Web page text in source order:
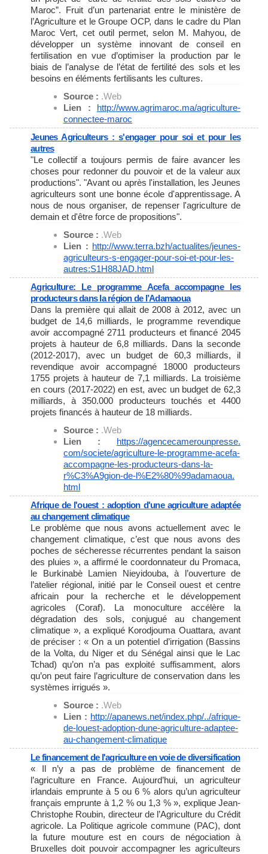
Maroc”. Fruit d’un partenariat entre le ministère de
l’Agriculture et le Groupe OCP, dans le cadre du Plan
Maroc Vert, cet outil permet, selon M. Mahyou, de
développer un système innovant de conseil en
fertilisation en vue d’optimiser la production par le
biais de l’analyse de l’état de fertilité des sols et les
besoins en éléments fertilisants les cultures.
Source : .Web
Lien : http://www.agrimaroc.ma/agriculture-
connectee-maroc
Jeunes Agriculteurs : s'engager pour soi et pour les
autres
"Le collectif a toujours permis de faire avancer les
choses pour redonner du pouvoir et de la valeur aux
productions". "Avant ou après l'installation, les Jeunes
agriculteurs sont une bonne école d'apprentissage. A
nous de nous organiser, de repenser l'agriculture de
demain et d'être force de propositions".
Source : .Web
Lien : http://www.terra.bzh/actualites/jeunes-
agriculteurs-s-engager-pour-soi-et-pour-les-
autres:S1H88JAD.html
Agriculture: Le programme Acefa accompagne les
producteurs dans la région de l’Adamaoua
Dans la première qui allait de 2008 à 2012, avec un
budget de 14,6 milliards, le programme revendique
avoir accompagné 2711 producteurs et financé 2045
projets à hauteur de 6,8 milliards. Dans la seconde
(2012-2017), avec un budget de 60,3 milliards, il
revendique avoir accompagné 18000 producteurs
1755 projets à hauteur de 7,1 milliards. La troisième
en cours (2017-2022) en est, avec un budget de 62,3
milliards, à 350.000 producteurs touchés et 4400
projets financés à hauteur de 18 milliards.
Source : .Web
Lien : https://agencecamerounpresse.
com/societe/agriculture-le-programme-acefa-
accompagne-les-producteurs-dans-la-
r%C3%A9gion-de-l%E2%80%99adamaoua.
html
Afrique de l'ouest : adoption d'une agriculture adaptée
au changement climatique
Le problème que nous avons actuellement avec le
changement climatique, c’est que nous avons des
poches de sécheresse récurrentes pendant la saison
des pluies », a affirmé le coordonnateur du Promaca,
le Burkinabè Lamien Nieyidouba, à l’ouverture de
l’atelier régional, initié par le Conseil ouest et centre
africain pour la recherche et le développement
agricoles (Coraf). La monoculture accélère la
dégradation des sols, conjugué au changement
climatique », a expliqué Korodjouma Ouattara, avant
de préciser : « On a un potentiel d’irrigation (Bassins
de la Volta, du Niger et du Sénégal ainsi que le Lac
Tchad) qu’on n’a pas exploité suffisamment, alors
qu’on peut faire l’agriculture de conservation dans les
systèmes irrigués ».
Source : .Web
Lien : http://apanews.net/index.php/../afrique-
de-louest-adoption-dune-agriculture-adaptee-
au-changement-climatique
Le financement de l'agriculture en voie de diversification
« Il n’y a pas de problème de financement de
l’agriculture en France. Aujourd’hui, un agriculteur
irlandais emprunte à 5 ou 6 % alors qu’un agriculteur
français emprunte à 1,2 % ou 1,3 % », explique Jean-
Christophe Roubin, directeur de l’Agriculture du Crédit
agricole. La Politique agricole commune (PAC), dont
la future mouture est en cours de négociation à
Bruxelles doit pouvoir accompagner les agriculteurs